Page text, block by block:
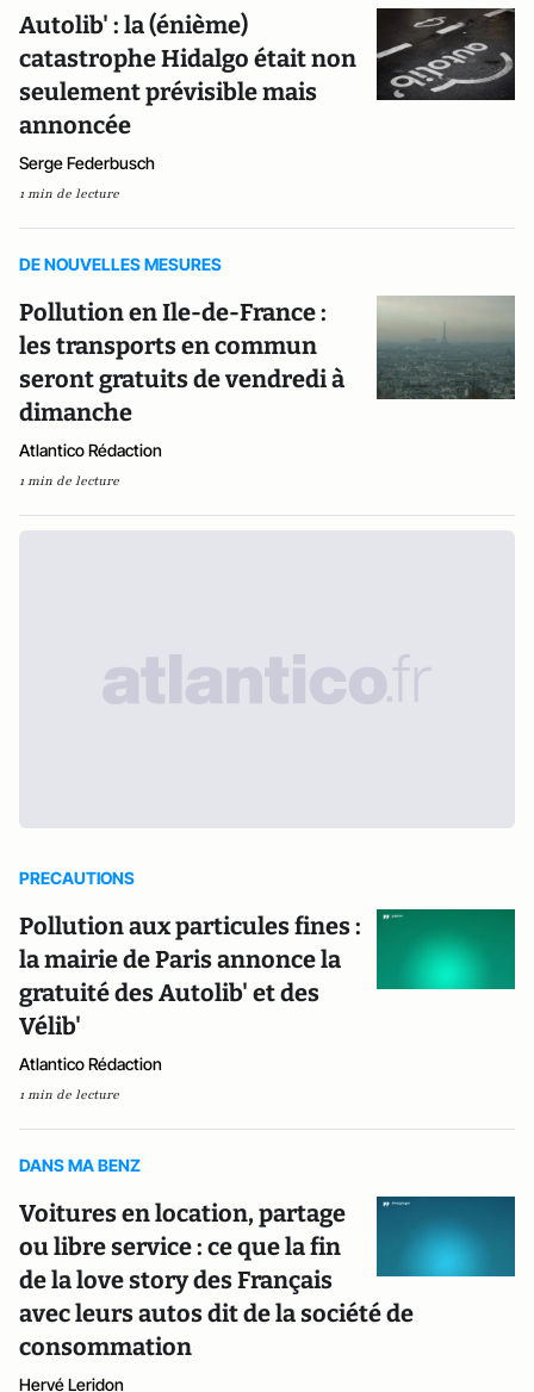
Autolib' : la (énième)
catastrophe Hidalgo était non
seulement prévisible mais
annoncée
Serge Federbusch
1 min de lecture
DE NOUVELLES MESURES
Pollution en Ile-de-France :
les transports en commun
seront gratuits de vendredi à
dimanche
Atlantico Rédaction
1 min de lecture
PRECAUTIONS
Pollution aux particules fines :
la mairie de Paris annonce la
gratuité des Autolib' et des
Vélib'
Atlantico Rédaction
1 min de lecture
DANS MA BENZ
Voitures en location, partage
ou libre service : ce que la fin
de la love story des Français
avec leurs autos dit de la société de
consommation
Hervé Leridon